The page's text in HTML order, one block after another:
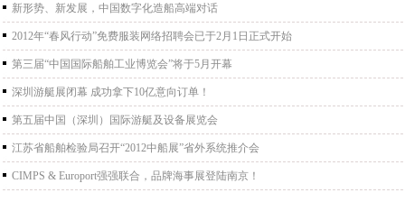
新形势、新发展，中国数字化造船高端对话
2012年“春风行动”免费服装网络招聘会已于2月1日正式开始
第三届“中国国际船舶工业博览会”将于5月开幕
深圳游艇展闭幕 成功拿下10亿意向订单！
第五届中国（深圳）国际游艇及设备展览会
江苏省船舶检验局召开“2012中船展”省外系统推介会
CIMPS & Europort强强联合，品牌海事展登陆南京！